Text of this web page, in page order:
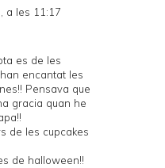
a les 11:17
es de les
encantat les
Pensava que
gracia quan he
de les cupcakes
de halloween!!